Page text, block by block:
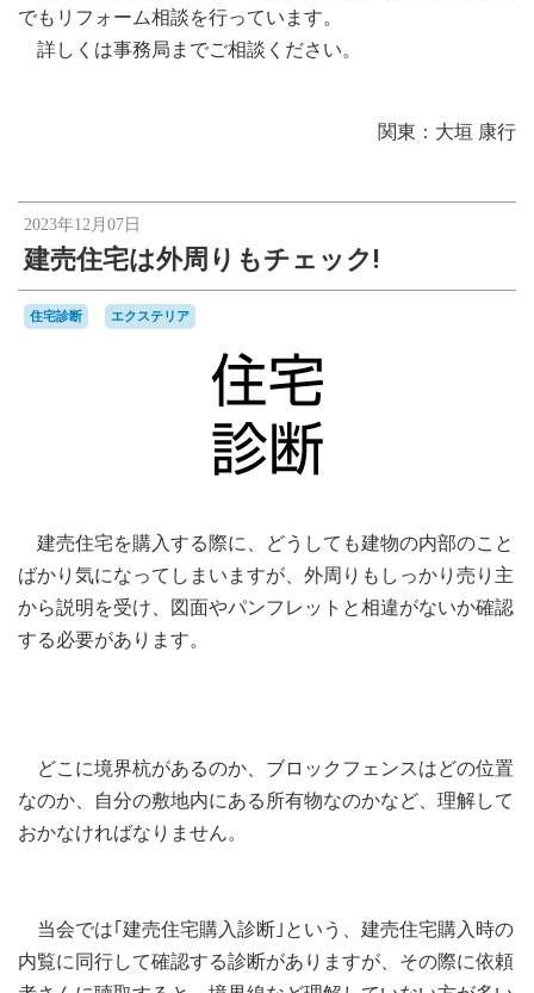
でもリフォーム相談を行っています。
詳しくは事務局までご相談ください。
関東：大垣 康行
2023年12月07日
建売住宅は外周りもチェック!
住宅診断 エクステリア
建売住宅を購入する際に、どうしても建物の内部のこと
ばかり気になってしまいますが、外周りもしっかり売り主
から説明を受け、図面やパンフレットと相違がないか確認
する必要があります。
どこに境界杭があるのか、ブロックフェンスはどの位置
なのか、自分の敷地内にある所有物なのかなど、理解して
おかなければなりません。
当会では｢建売住宅購入診断｣という、建売住宅購入時の
内覧に同行して確認する診断がありますが、その際に依頼